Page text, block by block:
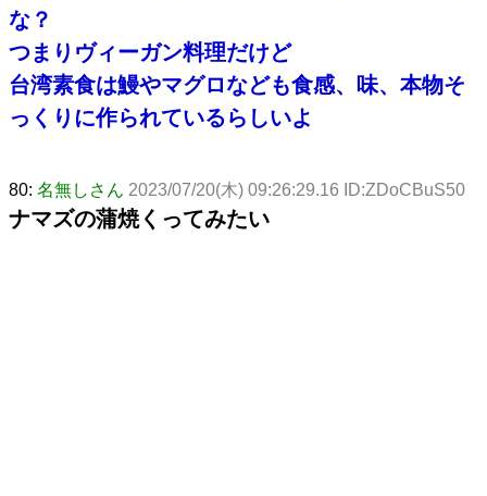
な？
つまりヴィーガン料理だけど
台湾素食は鰻やマグロなども食感、味、本物そ
っくりに作られているらしいよ
80: 名無しさん 2023/07/20(木) 09:26:29.16 ID:ZDoCBuS50
ナマズの蒲焼くってみたい